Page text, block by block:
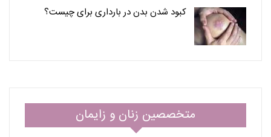
کبود شدن بدن در بارداری برای چیست؟
متخصصین زنان و زایمان